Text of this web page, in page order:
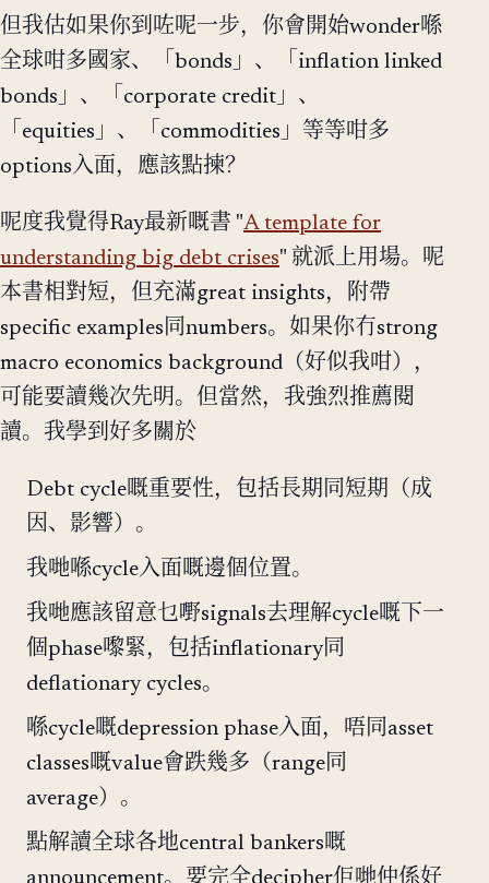
但我估如果你到咗呢一步，你會開始wonder喺
全球咁多國家、「bonds」、「inflation linked
bonds」、「corporate credit」、
「equities」、「commodities」等等咁多
options入面，應該點揀？
呢度我覺得Ray最新嘅書 "A template for
understanding big debt crises" 就派上用場。呢
本書相對短，但充滿great insights，附帶
specific examples同numbers。如果你冇strong
macro economics background（好似我咁），
可能要讀幾次先明。但當然，我強烈推薦閱
讀。我學到好多關於
Debt cycle嘅重要性，包括長期同短期（成
因、影響）。
我哋喺cycle入面嘅邊個位置。
我哋應該留意乜嘢signals去理解cycle嘅下一
個phase嚟緊，包括inflationary同
deflationary cycles。
喺cycle嘅depression phase入面，唔同asset
classes嘅value會跌幾多（range同
average）。
點解讀全球各地central bankers嘅
announcement。要完全decipher佢哋仲係好